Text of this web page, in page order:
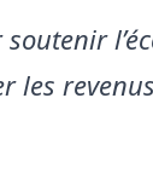
les